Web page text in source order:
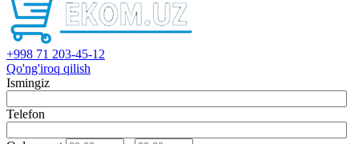
+998 71 203-45-12
Qo'ng'iroq qilish
Ismingiz
Telefon